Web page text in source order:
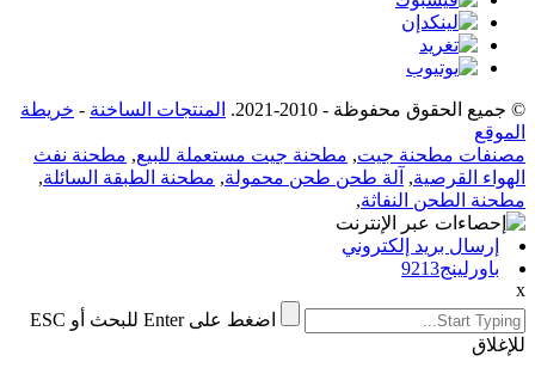
© جميع الحقوق محفوظة - 2010-2021. المنتجات الساخنة - خريطة
الموقع
مصنفات مطحنة جيت, مطحنة جيت مستعملة للبيع, مطحنة نفث
الهواء القرصية, آلة طحن طحن محمولة, مطحنة الطبقة السائلة,
مطحنة الطحن النفاثة,
إرسال بريد إلكتروني
باورلينج9213
x
اضغط على Enter للبحث أو ESC
للإغلاق